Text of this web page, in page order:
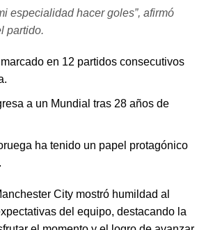
especialidad hacer goles”, afirmó
partido.
en 12 partidos consecutivos
a un Mundial tras 28 años de
ha tenido un papel protagónico
City mostró humildad al
del equipo, destacando la